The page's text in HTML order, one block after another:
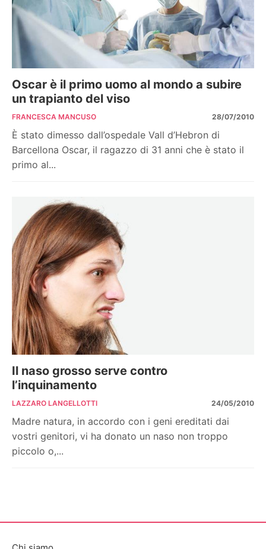
Oscar è il primo uomo al mondo a subire
un trapianto del viso
FRANCESCA MANCUSO 28/07/2010
È stato dimesso dall’ospedale Vall d’Hebron di
Barcellona Oscar, il ragazzo di 31 anni che è stato il
primo al...
Il naso grosso serve contro
l’inquinamento
LAZZARO LANGELLOTTI 24/05/2010
Madre natura, in accordo con i geni ereditati dai
vostri genitori, vi ha donato un naso non troppo
piccolo o,...